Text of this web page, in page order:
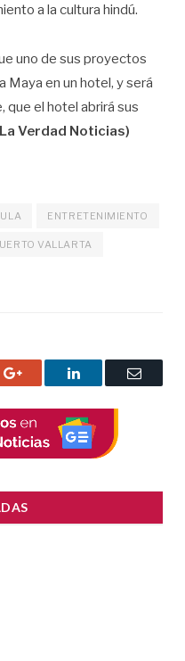
a la cultura hindú.
uno de sus proyectos
Maya en un hotel, y será
que el hotel abrirá sus
Verdad Noticias)
ENTRETENIMIENTO
VALLARTA
Google+ LinkedIn
Correo